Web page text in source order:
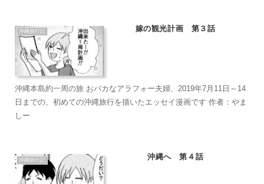
沖縄旅行記 嫁の観光計画 第３話
沖縄本島約一周の旅 おバカなアラフォー夫婦、2019年7月11日～14
日までの、初めての沖縄旅行を描いたエッセイ漫画です 作者：やま
しー
沖縄旅行記 沖縄へ 第４話